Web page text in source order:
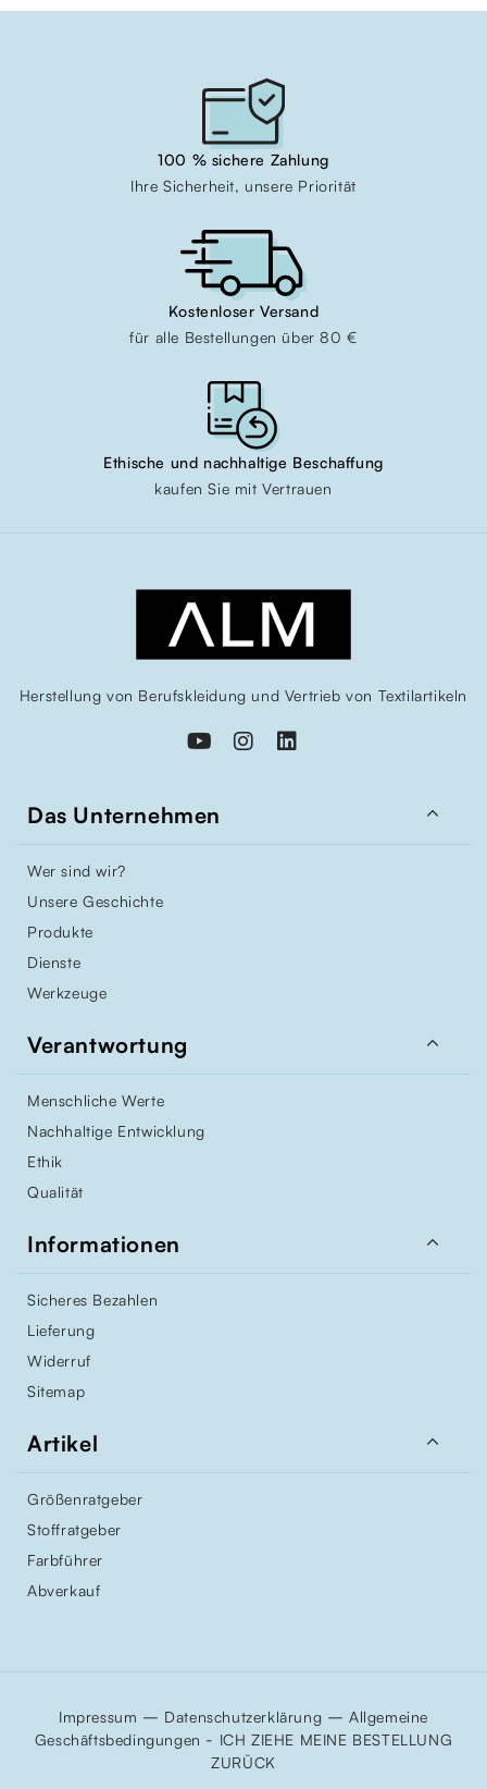
100 % sichere Zahlung
Ihre Sicherheit, unsere Priorität
Kostenloser Versand
für alle Bestellungen über 80 €
Ethische und nachhaltige Beschaffung
kaufen Sie mit Vertrauen
Herstellung von Berufskleidung und Vertrieb von Textilartikeln
Das Unternehmen 
Wer sind wir?
Unsere Geschichte
Produkte
Dienste
Werkzeuge
Verantwortung 
Menschliche Werte
Nachhaltige Entwicklung
Ethik
Qualität
Informationen 
Sicheres Bezahlen
Lieferung
Widerruf
Sitemap
Artikel 
Größenratgeber
Stoffratgeber
Farbführer
Abverkauf
Impressum – Datenschutzerklärung –Allgemeine
Geschäftsbedingungen - ICH ZIEHE MEINE BESTELLUNG
ZURÜCK